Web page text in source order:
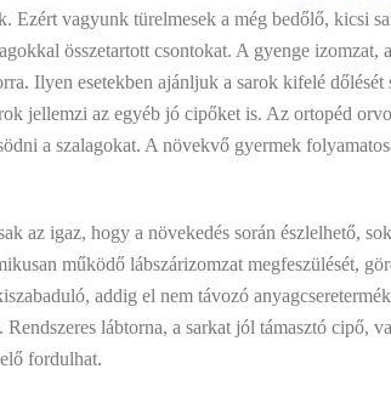
Ezért vagyunk türelmesek a még bedőlő, kicsi
összetartott csontokat. A gyenge
Ilyen esetekben ajánljuk a sarok kifelé
jellemzi az egyéb jó cipőket is. Az ortopéd
a szalagokat. A növekvő gyermek
az igaz, hogy a növekedés során észlelhető,
működő lábszárizomzat megfeszülését,
addig el nem távozó
lábtorna, a sarkat jól támasztó cipő,
fordulhat.